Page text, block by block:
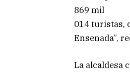
869 mil
014 turistas,
Ensenada”,
La alcaldesa